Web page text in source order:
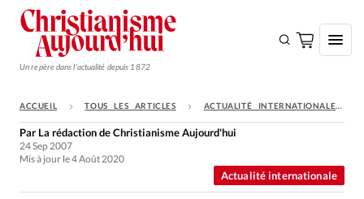
Un repère dans l'actualité depuis 1872
S'ABONNER
Monde
ACCUEIL TOUS LES ARTICLES ACTUALITÉ INTERNATIONALE
Actualité internationale
Par La rédaction de Christianisme Aujourd'hui
24 Sep 2007
Mis à jour le 4 Août 2020